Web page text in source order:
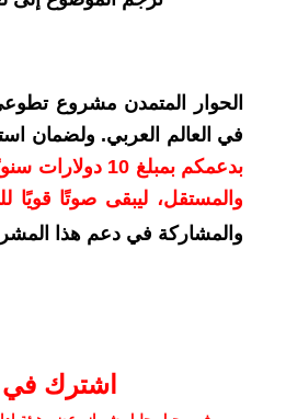
الحوار المتمدن مشروع
في العالم العربي. ولضمان
بدعمكم بمبلغ
والمستقل، ليبقى صوتًا قويًا
والمشاركة في دعم هذا
اشترك في